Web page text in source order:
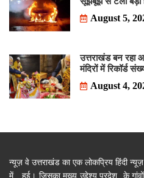
August 5,
उत्तराखंड बन रहा
मंदिरों में रिकॉर्ड
August 4,
न्यूज़ वे उत्तराखंड का एक लोकप्रिय हिंदी
में हुई। जिसका मुख्य उद्देश्य प्रदेश के